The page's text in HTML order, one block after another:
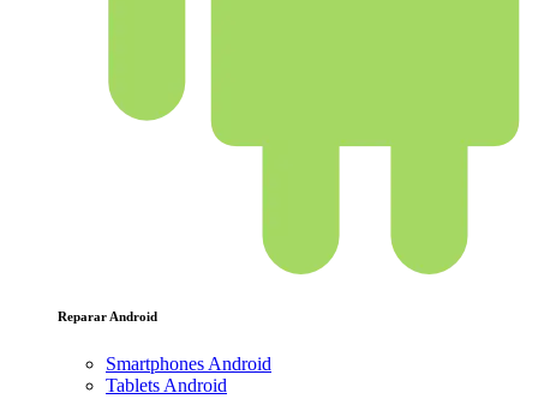
Reparar Android
Smartphones Android
Tablets Android